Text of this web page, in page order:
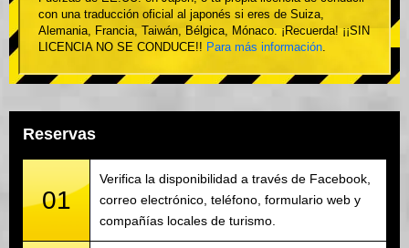
con una traducción oficial al japonés si eres de Suiza,
Alemania, Francia, Taiwán, Bélgica, Mónaco. ¡Recuerda! ¡¡SIN
LICENCIA NO SE CONDUCE!! Para más información.
Reservas
01
Verifica la disponibilidad a través de Facebook,
correo electrónico, teléfono, formulario web y
compañías locales de turismo.